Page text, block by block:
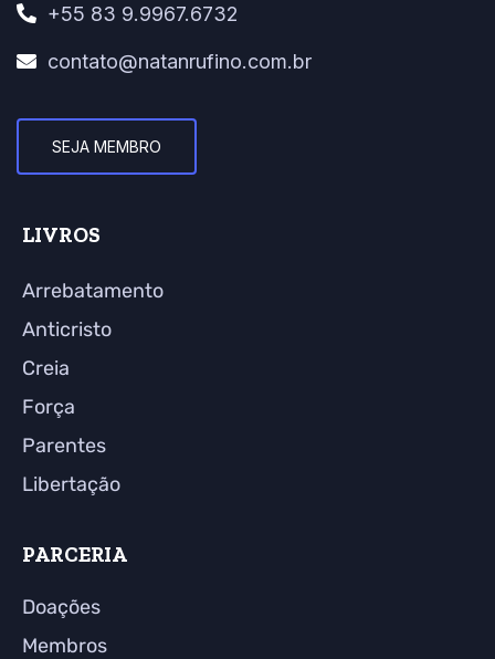
+55 83 9.9967.6732
contato@natanrufino.com.br
SEJA MEMBRO
LIVROS
Arrebatamento
Anticristo
Creia
Força
Parentes
Libertação
PARCERIA
Doações
Membros